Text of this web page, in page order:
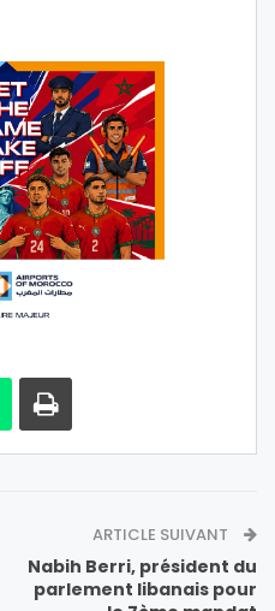
ARTICLE SUIVANT
Nabih Berri, président du
parlement libanais pour